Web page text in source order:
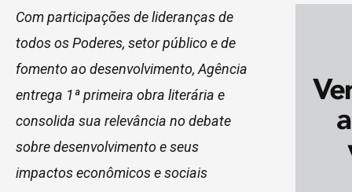
Com participações de lideranças de
todos os Poderes, setor público e de
fomento ao desenvolvimento, Agência
entrega 1ª primeira obra literária e
consolida sua relevância no debate
sobre desenvolvimento e seus
impactos econômicos e sociais